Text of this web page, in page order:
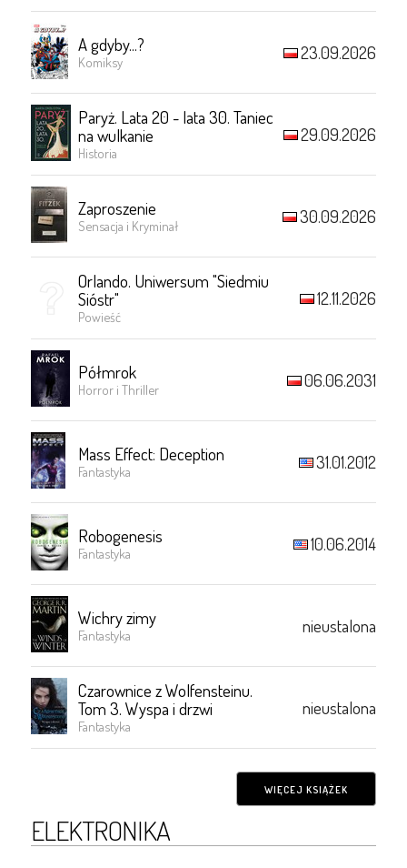
A gdyby...?
Komiksy 23.09.2026
Paryż. Lata 20 - lata 30. Taniec
na wulkanie
Historia
29.09.2026
Zaproszenie
Sensacja i Kryminał 30.09.2026
Orlando. Uniwersum "Siedmiu
Sióstr"
Powieść
12.11.2026
Półmrok
Horror i Thriller 06.06.2031
Mass Effect: Deception
Fantastyka 31.01.2012
Robogenesis
Fantastyka 10.06.2014
Wichry zimy
Fantastyka nieustalona
Czarownice z Wolfensteinu.
Tom 3. Wyspa i drzwi
Fantastyka
nieustalona
WIĘCEJ KSIĄŻEK
ELEKTRONIKA